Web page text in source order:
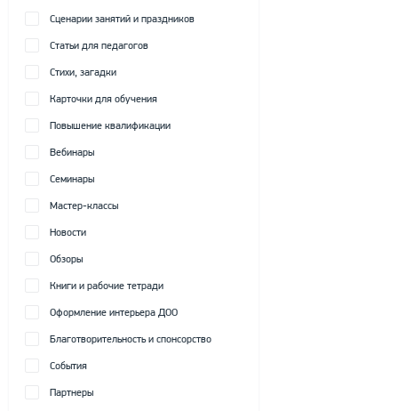
Сценарии занятий и праздников
Статьи для педагогов
Стихи, загадки
Карточки для обучения
Повышение квалификации
Вебинары
Семинары
Мастер-классы
Новости
Обзоры
Книги и рабочие тетради
Оформление интерьера ДОО
Благотворительность и спонсорство
События
Партнеры